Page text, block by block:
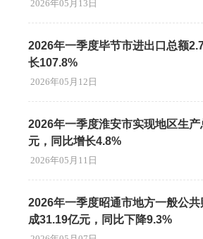
2026年05月13日
2026年一季度毕节市进出口总额
长107.8%
2026年05月12日
2026年一季度淮安市实现地区生
元，同比增长4.8%
2026年05月11日
2026年一季度昭通市地方一般公
成31.19亿元，同比下降9.3%